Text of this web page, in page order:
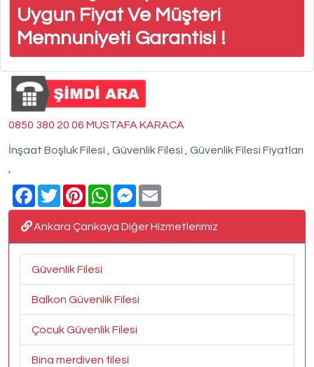
Uygun Fiyat Ve Müşteri
Memnuniyeti Garantisi !
0850 380 20 06 MUSTAFA KARACA
İnşaat Boşluk Filesi , Güvenlik Filesi , Güvenlik Filesi Fiyatları
,
Facebook
TwitterPinterestWhatsAppMessenger
Ankara Çankaya Diğer Hizmetlerimiz
Güvenlik Filesi
Balkon Güvenlik Filesi
Çocuk Güvenlik Filesi
Bina merdiven filesi